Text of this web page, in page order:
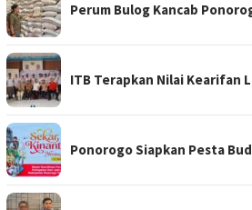
Perum Bulog Kancab
ITB Terapkan Nilai Kearifan
Ponorogo Siapkan Pesta